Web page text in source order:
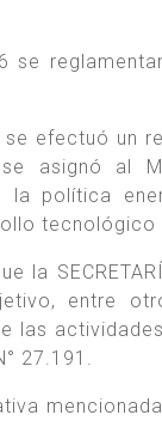
efectuó un
asignó al
política
tecnológico
entre
las
27.191.